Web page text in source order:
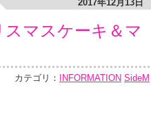
2017年12月13日
スマスケーキ＆マ
カテゴリ： INFORMATION SideM